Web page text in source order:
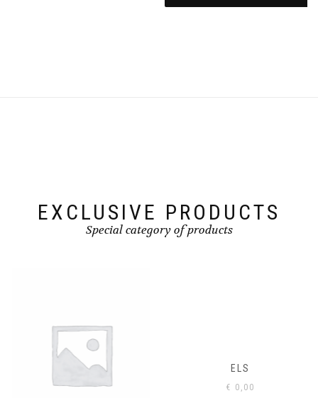
EXCLUSIVE PRODUCTS
Special category of products
ELS
€0,00